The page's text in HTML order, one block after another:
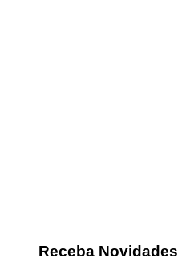
Receba Novidades